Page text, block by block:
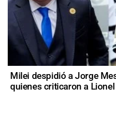
Milei despidió a Jorge
quienes criticaron a